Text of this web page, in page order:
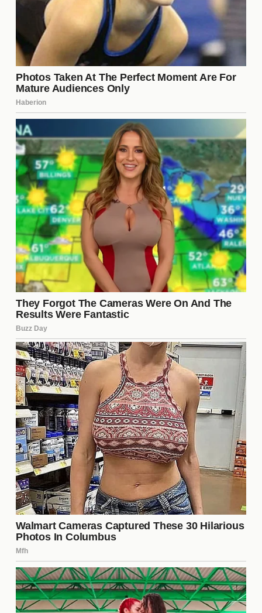
cómo se perciben los conflictos y alianzas dentro
de la casa. Esto añade una capa de complejidad al
programa, ya que los concursantes deben estar
atentos a las reacciones del público para adaptarse
a sus estrategias.
Los desafíos que enfrentan los
concursantes
Los concursantes deLa Casa de los Famosos 6
enfrentan una serie de desafíos que van más allá
de la convivencia. Desde la presión de las cámaras
hasta la constante evaluación por parte del público,
cada uno debe aprender a manejar su imagen y
emociones. Esto puede resultar en tensiones
internas y externas que afectan no solo su juego,
sino también su bienestar emocional.
El papel de la producción en el
espectáculo
La producción deLa Casa de los Famosos 6tiene
un impacto significativo en cómo se desarrolla el
programa. Los productores no solo seleccionan a
los concursantes, sino que también diseñan las
dinámicas y retos que mantienen el interés del
público. Su trabajo detrás de cámaras es
fundamental para crear momentos memorables y
asegurar que la historia evolucione de manera
atractiva para los televidentes.
¿Cómo se vota en La Casa de
los Famosos 6?
La votación enLa Casa de los Famosos 6
realiza principalmente a través de plataformas
digitales y redes sociales. Los fans pueden emitir
su voto para salvar a sus concursantes favoritos o
para decidir quién debe ser eliminado. Este proceso